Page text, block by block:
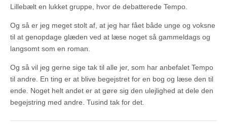
Lillebælt en lukket gruppe, hvor de debatterede Tempo.
Og så er jeg meget stolt af, at jeg har fået både unge og voksne
til at genopdage glæden ved at læse noget så gammeldags og
langsomt som en roman.
Og så vil jeg gerne sige tak til alle jer, som har anbefalet Tempo
til andre. En ting er at blive begejstret for en bog og læse den til
ende. Noget helt andet er at gøre sig den ulejlighed at dele den
begejstring med andre. Tusind tak for det.